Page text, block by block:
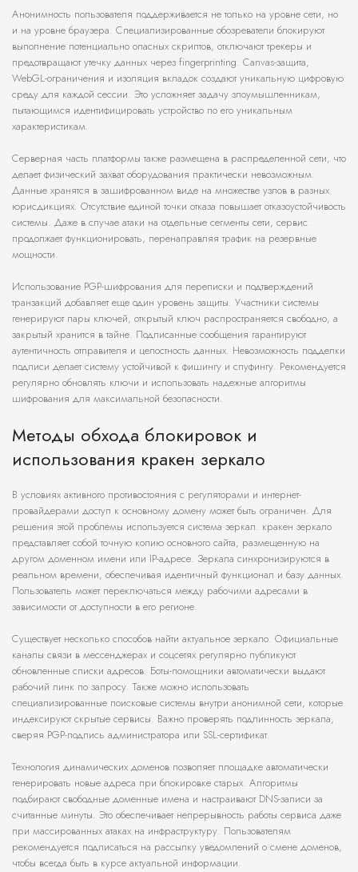
Анонимность пользователя поддерживается не только на уровне сети, но
и на уровне браузера. Специализированные обозреватели блокируют
выполнение потенциально опасных скриптов, отключают трекеры и
предотвращают утечку данных через fingerprinting. Canvas-защита,
WebGL-ограничения и изоляция вкладок создают уникальную цифровую
среду для каждой сессии. Это усложняет задачу злоумышленникам,
пытающимся идентифицировать устройство по его уникальным
характеристикам.
Серверная часть платформы также размещена в распределенной сети, что
делает физический захват оборудования практически невозможным.
Данные хранятся в зашифрованном виде на множестве узлов в разных
юрисдикциях. Отсутствие единой точки отказа повышает отказоустойчивость
системы. Даже в случае атаки на отдельные сегменты сети, сервис
продолжает функционировать, перенаправляя трафик на резервные
мощности.
Использование PGP-шифрования для переписки и подтверждений
транзакций добавляет еще один уровень защиты. Участники системы
генерируют пары ключей, открытый ключ распространяется свободно, а
закрытый хранится в тайне. Подписанные сообщения гарантируют
аутентичность отправителя и целостность данных. Невозможность подделки
подписи делает систему устойчивой к фишингу и спуфингу. Рекомендуется
регулярно обновлять ключи и использовать надежные алгоритмы
шифрования для максимальной безопасности.
Методы обхода блокировок и
использования кракен зеркало
В условиях активного противостояния с регуляторами и интернет-
провайдерами доступ к основному домену может быть ограничен. Для
решения этой проблемы используется система зеркал. кракен зеркало
представляет собой точную копию основного сайта, размещенную на
другом доменном имени или IP-адресе. Зеркала синхронизируются в
реальном времени, обеспечивая идентичный функционал и базу данных.
Пользователь может переключаться между рабочими адресами в
зависимости от доступности в его регионе.
Существует несколько способов найти актуальное зеркало. Официальные
каналы связи в мессенджерах и соцсетях регулярно публикуют
обновленные списки адресов. Боты-помощники автоматически выдают
рабочий линк по запросу. Также можно использовать
специализированные поисковые системы внутри анонимной сети, которые
индексируют скрытые сервисы. Важно проверять подлинность зеркала,
сверяя PGP-подпись администратора или SSL-сертификат.
Технология динамических доменов позволяет площадке автоматически
генерировать новые адреса при блокировке старых. Алгоритмы
подбирают свободные доменные имена и настраивают DNS-записи за
считанные минуты. Это обеспечивает непрерывность работы сервиса даже
при массированных атаках на инфраструктуру. Пользователям
рекомендуется подписаться на рассылку уведомлений о смене доменов,
чтобы всегда быть в курсе актуальной информации.